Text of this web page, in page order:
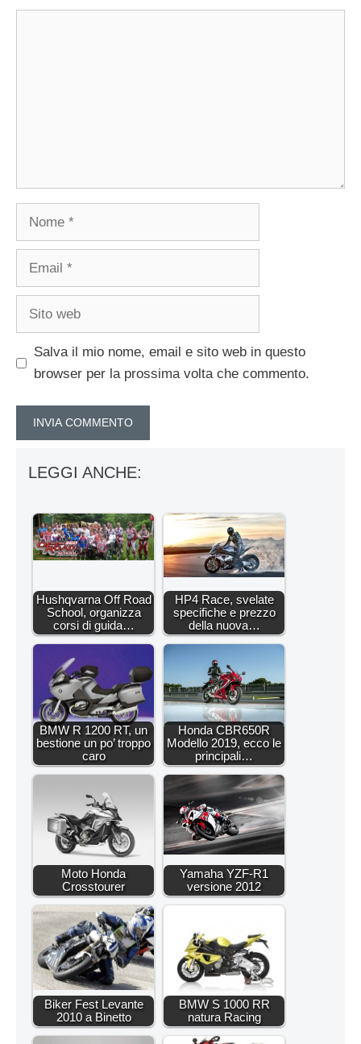
Nome
Email
Sito
Salva il mio nome, email e sito web in questo
browser per la prossima volta che commento.
LEGGI ANCHE:
Hushqvarna Off Road
School, organizza
corsi di guida…
HP4 Race, svelate
specifiche e prezzo
della nuova…
BMW R 1200 RT, un
bestione un po’ troppo
caro
Honda CBR650R
Modello 2019, ecco le
principali…
Moto Honda
Crosstourer
Yamaha YZF-R1
versione 2012
Biker Fest Levante
2010 a Binetto
BMW S 1000 RR
natura Racing